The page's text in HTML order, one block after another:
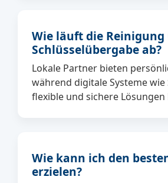
Wie läuft die Reinigung
Schlüsselübergabe ab?
Lokale Partner bieten
während digitale Systeme wie
flexible und sichere Lösungen
Wie kann ich den
erzielen?